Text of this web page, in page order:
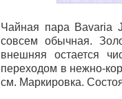
Чайная пара Bavaria
совсем обычная.
внешняя остается
переходом в нежно-
см. Маркировка.